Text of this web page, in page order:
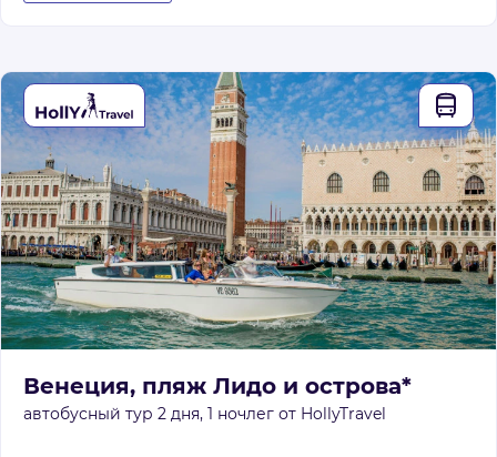
Венеция, пляж Лидо и острова*
автобусный тур 2 дня, 1 ночлег от HollyTravel